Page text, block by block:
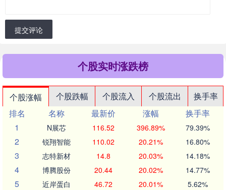
提交评论
个股实时涨跌榜
个股涨幅 个股跌幅 个股流入 个股流出
换手率
排名
名称 最新价 涨幅
换手率
1
N展芯 116.52 396.89% 79.39%
2 锐翔智能 110.02 20.21% 16.80%
3 志特新材 14.8 20.03% 14.18%
4 博腾股份 20.44 20.02% 14.77%
5 近岸蛋白 46.72 20.01% 5.62%